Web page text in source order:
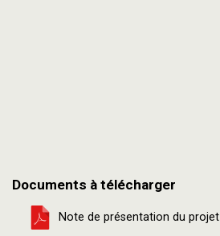
Documents à télécharger
Note de présentation du projet